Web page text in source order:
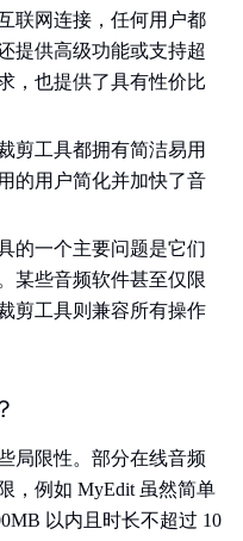
联网连接，任何用户都
提供高级功能或支持超
，也提供了具有性价比
剪工具都拥有简洁易用
的用户简化并加快了音
的一个主要问题是它们
某些音频软件甚至仅限
剪工具则兼容所有操作
局限性。部分在线音频
，例如 MyEdit 虽然简单
以内且时长不超过 10